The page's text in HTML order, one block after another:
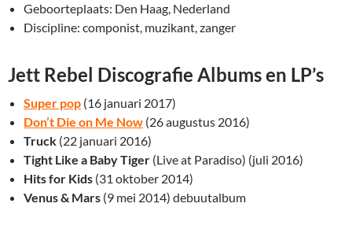
Geboorteplaats: Den Haag, Nederland
Discipline: componist, muzikant, zanger
Jett Rebel Discografie Albums en LP’s
Super pop (16 januari 2017)
Don’t Die on Me Now (26 augustus 2016)
Truck (22 januari 2016)
Tight Like a Baby Tiger (Live at Paradiso) (juli 2016)
Hits for Kids (31 oktober 2014)
Venus & Mars (9 mei 2014) debuutalbum